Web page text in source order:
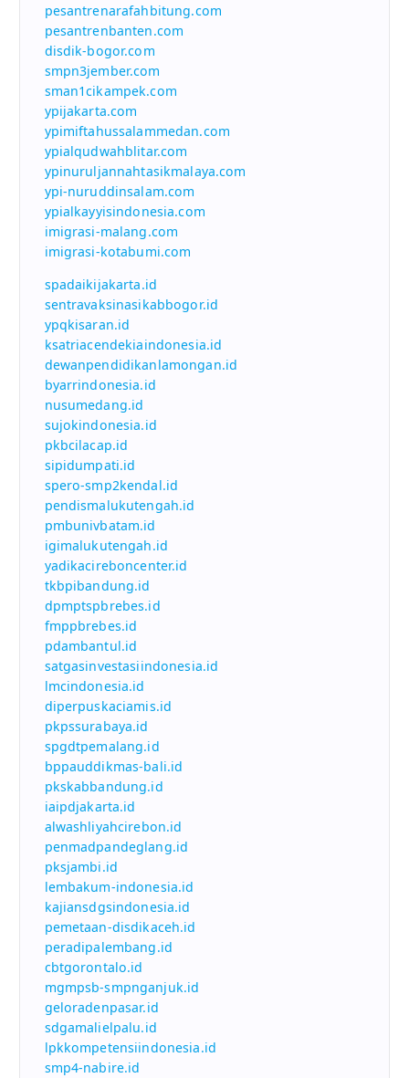
pesantrenarafahbitung.com
pesantrenbanten.com
disdik-bogor.com
smpn3jember.com
sman1cikampek.com
ypijakarta.com
ypimiftahussalammedan.com
ypialqudwahblitar.com
ypinuruljannahtasikmalaya.com
ypi-nuruddinsalam.com
ypialkayyisindonesia.com
imigrasi-malang.com
imigrasi-kotabumi.com
spadaikijakarta.id
sentravaksinasikabbogor.id
ypqkisaran.id
ksatriacendekiaindonesia.id
dewanpendidikanlamongan.id
byarrindonesia.id
nusumedang.id
sujokindonesia.id
pkbcilacap.id
sipidumpati.id
spero-smp2kendal.id
pendismalukutengah.id
pmbunivbatam.id
igimalukutengah.id
yadikacireboncenter.id
tkbpibandung.id
dpmptspbrebes.id
fmppbrebes.id
pdambantul.id
satgasinvestasiindonesia.id
lmcindonesia.id
diperpuskaciamis.id
pkpssurabaya.id
spgdtpemalang.id
bppauddikmas-bali.id
pkskabbandung.id
iaipdjakarta.id
alwashliyahcirebon.id
penmadpandeglang.id
pksjambi.id
lembakum-indonesia.id
kajiansdgsindonesia.id
pemetaan-disdikaceh.id
peradipalembang.id
cbtgorontalo.id
mgmpsb-smpnganjuk.id
geloradenpasar.id
sdgamalielpalu.id
lpkkompetensiindonesia.id
smp4-nabire.id